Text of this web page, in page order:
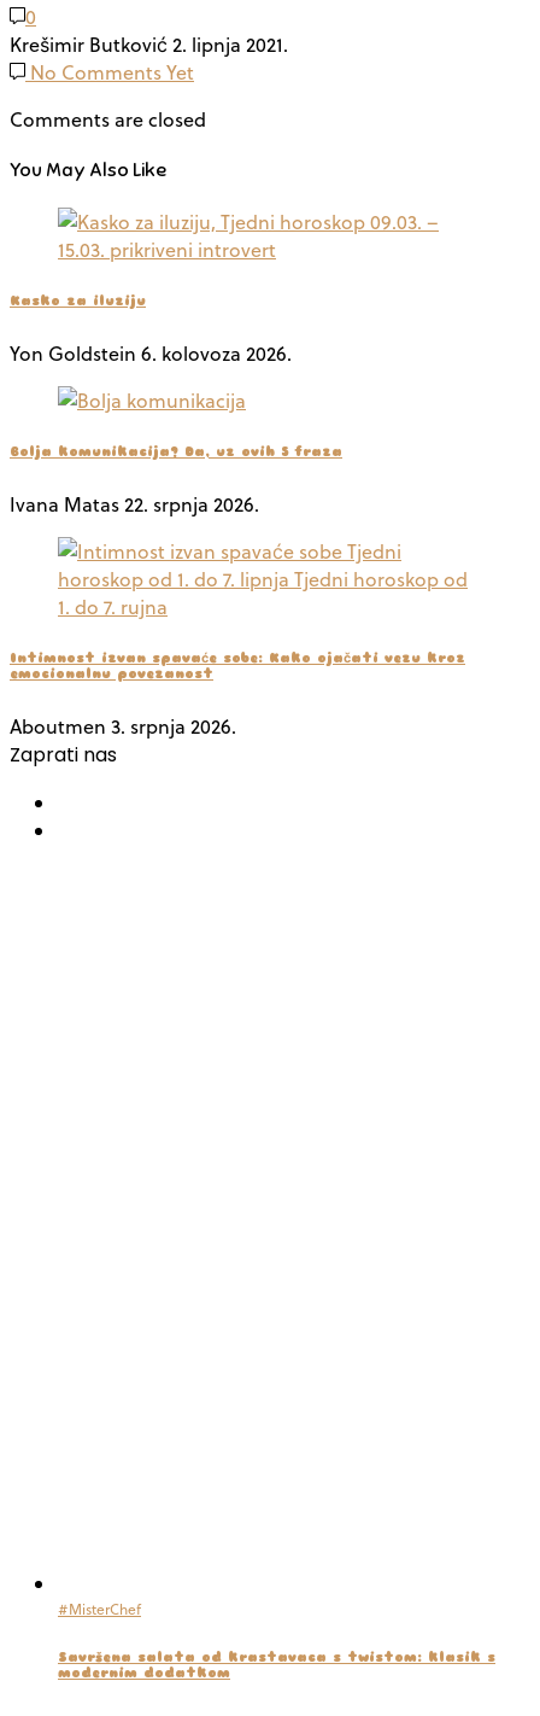
0
Krešimir Butković 2. lipnja 2021.
No Comments Yet
Comments are closed
You May Also Like
Kasko za iluziju
Yon Goldstein 6. kolovoza 2026.
Bolja komunikacija? Da, uz ovih 5 fraza
Ivana Matas22. srpnja 2026.
Intimnost izvan spavaće sobe: Kako ojačati vezu kroz
emocionalnu povezanost
Aboutmen 3. srpnja 2026.
Zaprati nas
#MisterChef
Savršena salata od krastavaca s twistom: klasik s
modernim dodatkom